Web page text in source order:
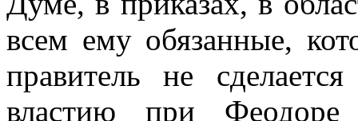
всем ему обязанные,
правитель не
властию при